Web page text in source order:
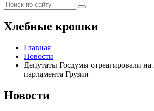
Хлебные крошки
Главная
Новости
Депутаты Госдумы отреагировали на
парламента Грузии
Новости